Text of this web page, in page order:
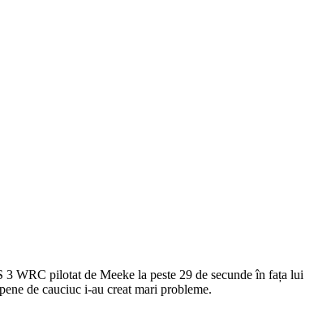
WRC pilotat de Meeke la peste 29 de secunde în fața lui
de cauciuc i-au creat mari probleme.